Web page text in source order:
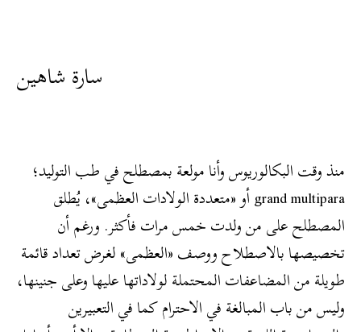
سارة شاهين
منذ وقت البكالوريوس وأنا مولعة بمصطلح في طب التوليد؛
grand multipara أو «متعددة الولادات العظمى»، يُطلق
المصطلح على من ولدت خمس مرات فأكثر. ورغم أن
تخصيصها بالاصطلاح ووصف «العظمى» لغرض تعداد قائمة
طويلة من المضاعفات المحتملة لولاداتها عليها وعلى جنينها،
وليس من باب المبالغة في الاحترام كما في التعبيرين